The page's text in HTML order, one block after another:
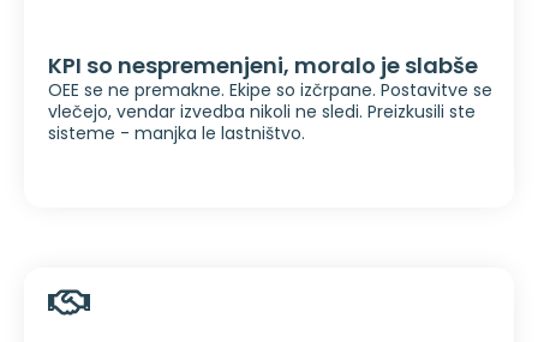
KPI so nespremenjeni, moralo je slabše
OEE se ne premakne. Ekipe so izčrpane. Postavitve se
vlečejo, vendar izvedba nikoli ne sledi. Preizkusili ste
sisteme - manjka le lastništvo.